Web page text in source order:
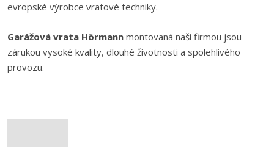
evropské výrobce vratové techniky.
Garážová vrata Hörmann montovaná naší firmou jsou
zárukou vysoké kvality, dlouhé životnosti a spolehlivého
provozu.